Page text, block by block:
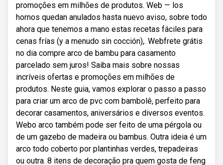
promoções em milhões de produtos. Web — los
hornos quedan anulados hasta nuevo aviso, sobre todo
ahora que tenemos a mano estas recetas fáciles para
cenas frías (y a menudo sin cocción),. Webfrete grátis
no dia compre arco de bambu para casamento
parcelado sem juros! Saiba mais sobre nossas
incríveis ofertas e promoções em milhões de
produtos. Neste guia, vamos explorar o passo a passo
para criar um arco de pvc com bambolê, perfeito para
decorar casamentos, aniversários e diversos eventos.
Webo arco também pode ser feito de uma pérgola ou
de um gazebo de madeira ou bambus. Outra ideia é um
arco todo coberto por plantinhas verdes, trepadeiras
ou outra. 8 itens de decoração pra quem gosta de feng